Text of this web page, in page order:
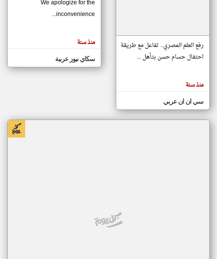
مصادر الأخبار من موريتانيا
اخبار موريتانيا على مدار الساعة
أهم اخبار موريتانيا العاجلة والمباشرة
المقالات
الموجوده
هنا عن
رفع العلم المصري.. تفاعل مع طريقة
احتفال حسام حسن بتأهل ...
منذ سنة
سي ان ان عربي
We apologize for the
inconvenience...
منذ سنة
سكاي نيوز عربية
klyoum.com